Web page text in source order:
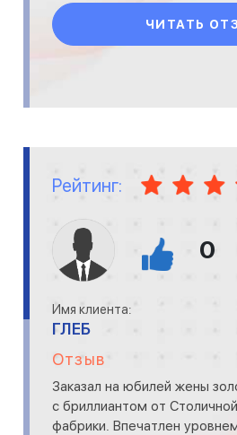
ЧИТАТЬ
Рейтинг:
0
Имя клиента:
ГЛЕБ
Отзыв
Заказал на юбилей жены
с бриллиантом от
фабрики. Впечатлен